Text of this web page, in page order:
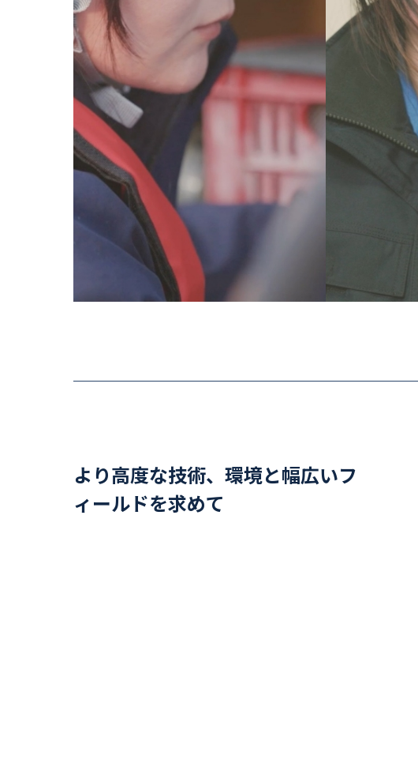
より高度な技術、環境と幅広いフ
ィールドを求めて